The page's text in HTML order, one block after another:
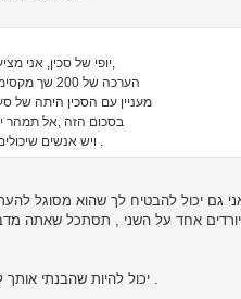
יופי של סכין, אני מציע לך להמתין ולא למכור,
הערכה של 200 שך מקסימום ,היא הערכה חסרה
מעניין עם הסכין היתה של
בסכום הזה ,אל תמהר
ויש אנשים שיכולים לשקםאותה בהצלחה .